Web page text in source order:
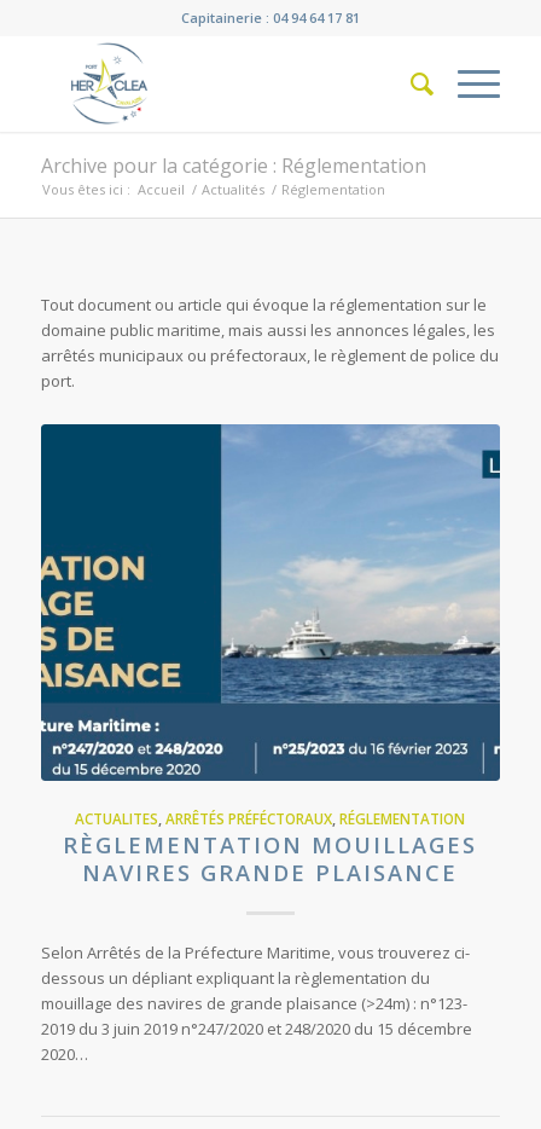
Capitainerie : 04 94 64 17 81
Archive pour la catégorie : Réglementation
Vous êtes ici : Accueil / Actualités / Réglementation
Tout document ou article qui évoque la réglementation sur le
domaine public maritime, mais aussi les annonces légales, les
arrêtés municipaux ou préfectoraux, le règlement de police du
port.
ACTUALITES ,ARRÊTÉS PRÉFÉCTORAUX ,RÉGLEMENTATION
RÈGLEMENTATION MOUILLAGES
NAVIRES GRANDE PLAISANCE
Selon Arrêtés de la Préfecture Maritime, vous trouverez ci-
dessous un dépliant expliquant la règlementation du
mouillage des navires de grande plaisance (>24m) : n°123-
2019 du 3 juin 2019 n°247/2020 et 248/2020 du 15 décembre
2020…